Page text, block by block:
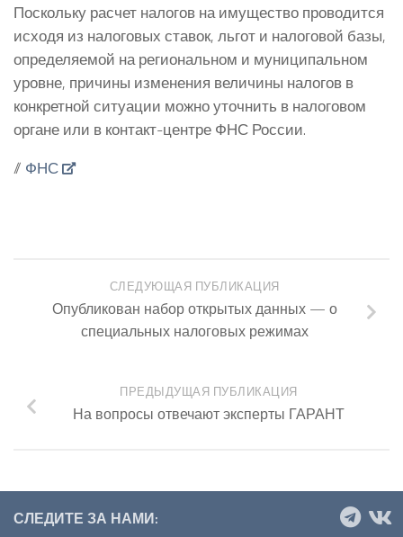
Поскольку расчет налогов на имущество проводится
исходя из налоговых ставок, льгот и налоговой базы,
определяемой на региональном и муниципальном
уровне, причины изменения величины налогов в
конкретной ситуации можно уточнить в налоговом
органе или в контакт-центре ФНС России.
// ФНС
СЛЕДУЮЩАЯ ПУБЛИКАЦИЯ
Опубликован набор открытых данных — о
специальных налоговых режимах
ПРЕДЫДУЩАЯ ПУБЛИКАЦИЯ
На вопросы отвечают эксперты ГАРАНТ
СЛЕДИТЕ ЗА НАМИ: